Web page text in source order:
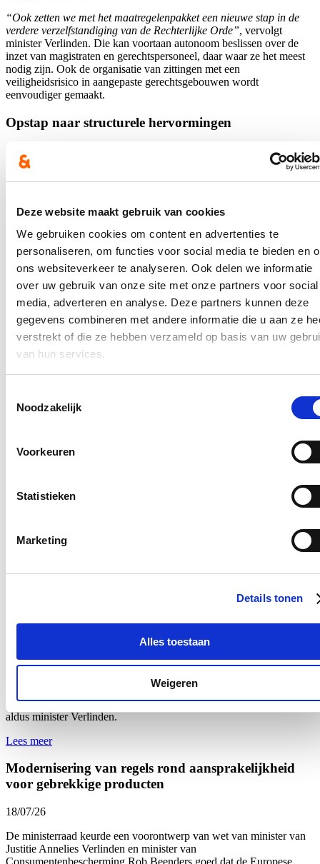
Deze website maakt gebruik van cookies
We gebruiken cookies om content en advertenties te
personaliseren, om functies voor social media te bieden en
ons websiteverkeer te analyseren. Ook delen we informatie
over uw gebruik van onze site met onze partners voor social
media, adverteren en analyse. Deze partners kunnen deze
gegevens combineren met andere informatie die u aan ze
verstrekt of die ze hebben verzameld op basis van uw
van hun services.
Noodzakelijk
Voorkeuren
Statistieken
Marketing
Details tonen
Alles toestaan
Weigeren
“Ook zetten we met het maatregelenpakket een nieuwe stap in de
verdere verzelfstandiging van de Rechterlijke Orde”, vervolgt
minister Verlinden. Die kan voortaan autonoom beslissen over de
inzet van magistraten en gerechtspersoneel, daar waar ze het meest
nodig zijn. Ook de organisatie van zittingen met een
veiligheidsrisico in aangepaste gerechtsgebouwen wordt
eenvoudiger gemaakt.
Opstap naar structurele hervormingen
Hefboomplan, dat vorige zomer voortvloeide uit een intense dialoog
structurele hervormingen op langere termijn.
Minister van Justitie Annelies Verlinden: “Met deze maatregelen
zetten we dus een belangrijke stap, maar we moeten en zullen onze
inspanningen verderzetten. Samen met de Rechterlijke Orde werk ik
aan een vervolg om de organisatie sterker en efficiënter te maken.”
Hou me op de hoogte
Ontvang mijn nieuwsbrief.
Postcode
Ja, ik wens de nieuwsbrief van Annelies Verlinden te ontvangen op
Klikhierom de privacyvoorwaarden te raadplegen
Uitbreiding van genderquota goed voor
overheidsbedrijven
De Ministerraad heeft een voorontwerp van wet van minister van
Justitie Annelies Verlinden en minister van Gelijke Kansen Rob
Europese Women on Boards-richtlijn om in Belgisch recht en voert
daarnaast quota in voor de directiecomités van autonome
overheidsbedrijven en voor de kamers van het Rekenhof. "Met dit
wetsontwerp neemt ook de overheid haar verantwoordelijkheid”,
aldus minister Verlinden.
Lees meer
Modernisering van regels rond aansprakelijkheid
voor gebrekkige producten
18/07/26
De ministerraad keurde een voorontwerp van wet van minister van
Justitie Annelies Verlinden en minister van
Consumentenbescherming Rob Beenders goed dat de Europese